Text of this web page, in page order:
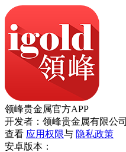
领峰贵金属官方APP
开发者：领峰贵金属有限公司
查看 应用权限与 隐私政策
安卓版本：